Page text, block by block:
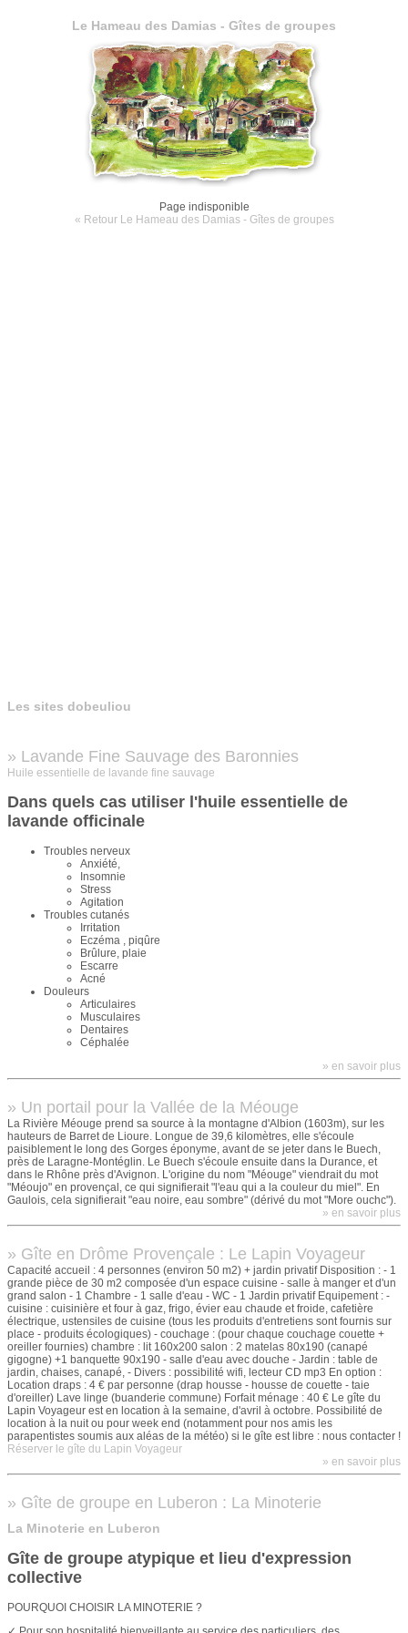
Le Hameau des Damias - Gîtes de groupes
Page indisponible
« Retour Le Hameau des Damias - Gîtes de groupes
Les sites dobeuliou
» Lavande Fine Sauvage des Baronnies
Huile essentielle de lavande fine sauvage
Dans quels cas utiliser l'huile essentielle de
lavande officinale
Troubles nerveux
Anxiété,
Insomnie
Stress
Agitation
Troubles cutanés
Irritation
Eczéma , piqûre
Brûlure, plaie
Escarre
Acné
Douleurs
Articulaires
Musculaires
Dentaires
Céphalée
» en savoir plus
» Un portail pour la Vallée de la Méouge
La Rivière Méouge prend sa source à la montagne d'Albion (1603m), sur les
hauteurs de Barret de Lioure. Longue de 39,6 kilomètres, elle s'écoule
paisiblement le long des Gorges éponyme, avant de se jeter dans le Buech,
près de Laragne-Montéglin. Le Buech s'écoule ensuite dans la Durance, et
dans le Rhône près d'Avignon. L'origine du nom "Méouge" viendrait du mot
"Méoujo" en provençal, ce qui signifierait "l'eau qui a la couleur du miel". En
Gaulois, cela signifierait "eau noire, eau sombre" (dérivé du mot "More ouchc").
» en savoir plus
» Gîte en Drôme Provençale : Le Lapin Voyageur
Capacité accueil : 4 personnes (environ 50 m2) + jardin privatif Disposition : - 1
grande pièce de 30 m2 composée d'un espace cuisine - salle à manger et d'un
grand salon - 1 Chambre - 1 salle d'eau - WC - 1 Jardin privatif Equipement : -
cuisine : cuisinière et four à gaz, frigo, évier eau chaude et froide, cafetière
électrique, ustensiles de cuisine (tous les produits d'entretiens sont fournis sur
place - produits écologiques) - couchage : (pour chaque couchage couette +
oreiller fournies) chambre : lit 160x200 salon : 2 matelas 80x190 (canapé
gigogne) +1 banquette 90x190 - salle d'eau avec douche - Jardin : table de
jardin, chaises, canapé, - Divers : possibilité wifi, lecteur CD mp3 En option :
Location draps : 4 € par personne (drap housse - housse de couette - taie
d'oreiller) Lave linge (buanderie commune) Forfait ménage : 40 € Le gîte du
Lapin Voyageur est en location à la semaine, d'avril à octobre. Possibilité de
location à la nuit ou pour week end (notamment pour nos amis les
parapentistes soumis aux aléas de la météo) si le gîte est libre : nous contacter !
Réserver le gîte du Lapin Voyageur
» en savoir plus
» Gîte de groupe en Luberon : La Minoterie
La Minoterie en Luberon
Gîte de groupe atypique et lieu d'expression
collective
POURQUOI CHOISIR LA MINOTERIE ?